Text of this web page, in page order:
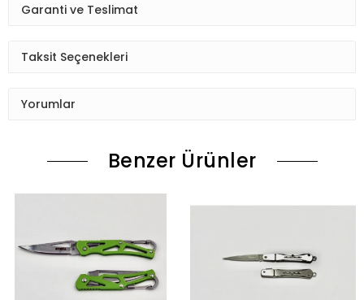
Garanti ve Teslimat
Taksit Seçenekleri
Yorumlar
Benzer Ürünler